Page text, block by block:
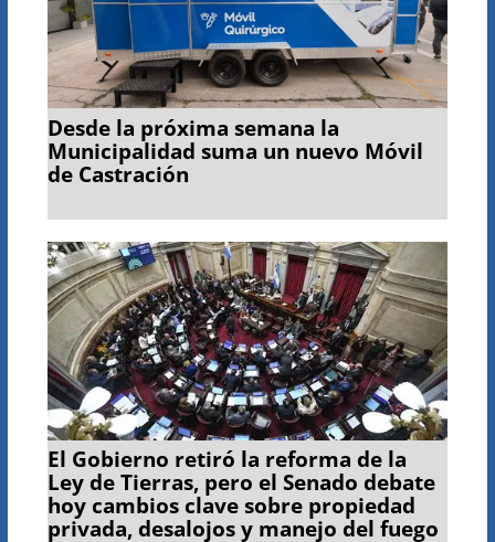
Desde la próxima semana la
Municipalidad suma un nuevo Móvil
de Castración
El Gobierno retiró la reforma de la
Ley de Tierras, pero el Senado debate
hoy cambios clave sobre propiedad
privada, desalojos y manejo del fuego